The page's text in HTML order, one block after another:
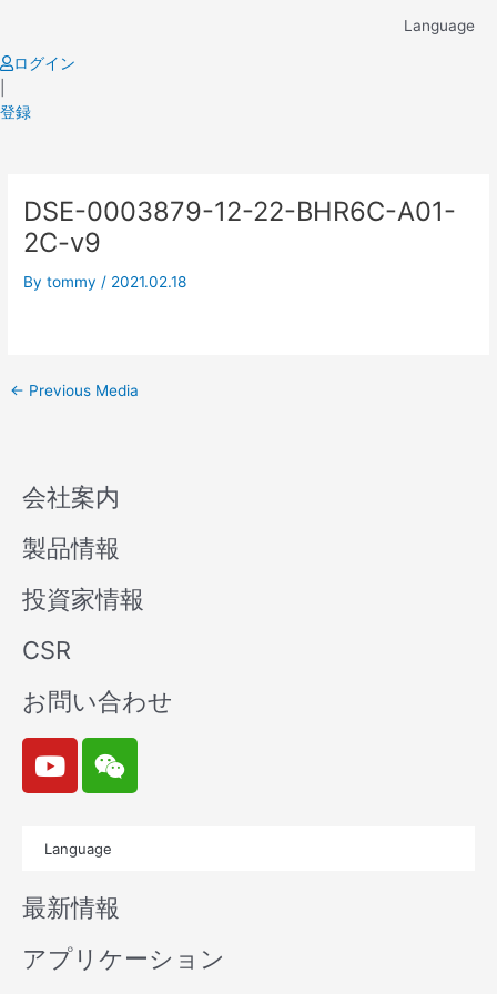
content
Language
ログイン
登録
DSE-0003879-12-22-BHR6C-A01-
2C-v9
Bytommy / 2021.02.18
navigation
← Previous Media
会社案内
製品情報
投資家情報
CSR
お問い合わせ
Y
o
u
b
e
W
e
i
n
Language
最新情報
アプリケーション